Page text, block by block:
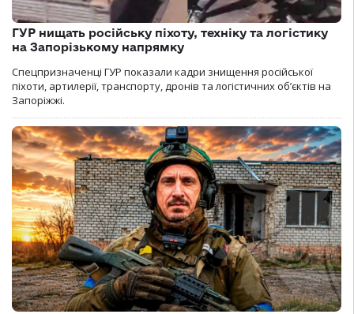
ГУР нищать російську піхоту, техніку та логістику
на Запорізькому напрямку
Спецпризначенці ГУР показали кадри знищення російської
піхоти, артилерії, транспорту, дронів та логістичних об’єктів на
Запоріжжі.